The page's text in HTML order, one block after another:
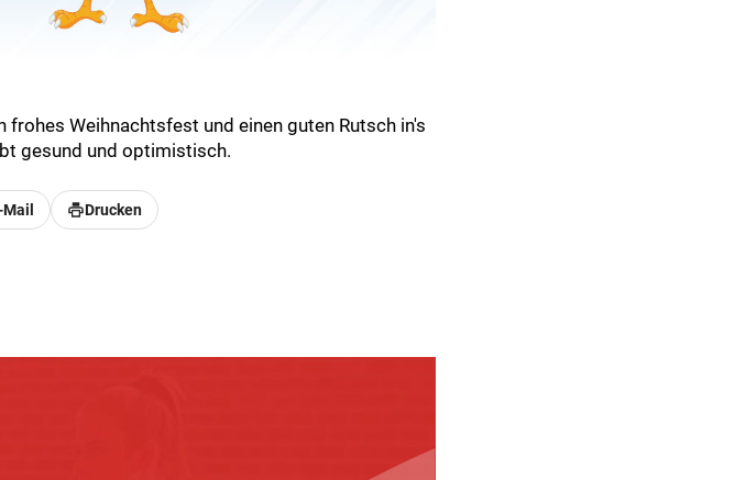
frohes Weihnachtsfest und einen guten Rutsch in's
gesund und optimistisch.
Mail Drucken